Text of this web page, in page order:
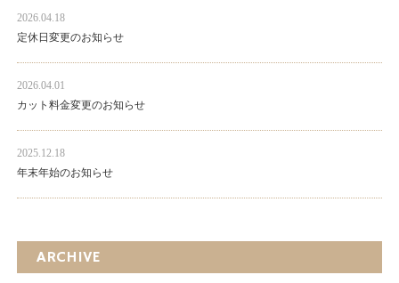
2026.04.18
定休日変更のお知らせ
2026.04.01
カット料金変更のお知らせ
2025.12.18
年末年始のお知らせ
ARCHIVE